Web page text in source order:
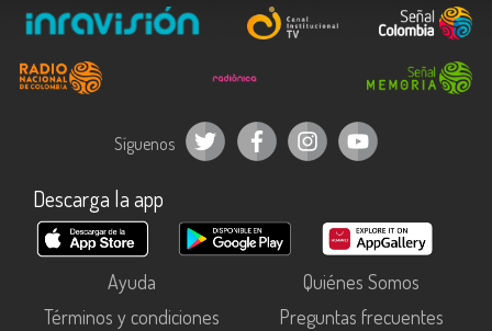
Síguenos
Descarga la app
Ayuda
Quiénes Somos
Términos y condiciones
Preguntas frecuentes